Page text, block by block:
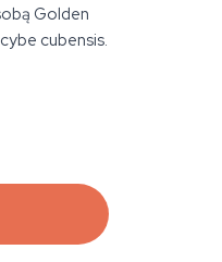
Golden
cubensis.